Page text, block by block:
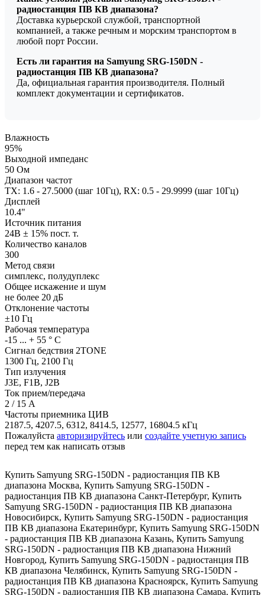
радиостанция ПВ КВ диапазона?
Доставка курьерской службой, транспортной
компанией, а также речным и морским транспортом в
любой порт России.
Есть ли гарантия на Samyung SRG-150DN -
радиостанция ПВ КВ диапазона?
Да, официальная гарантия производителя. Полный
комплект документации и сертификатов.
Влажность
95%
Выходной импеданс
50 Ом
Диапазон частот
TX: 1.6 - 27.5000 (шаг 10Гц), RX: 0.5 - 29.9999 (шаг 10Гц)
Дисплей
10.4"
Источник питания
24В ± 15% пост. т.
Количество каналов
300
Метод связи
симплекс, полудуплекс
Общее искажение и шум
не более 20 дБ
Отклонение частоты
±10 Гц
Рабочая температура
-15 ... + 55 ° C
Сигнал бедствия 2TONE
1300 Гц, 2100 Гц
Тип излучения
J3E, F1B, J2B
Ток прием/передача
2 / 15 А
Частоты приемника ЦИВ
2187.5, 4207.5, 6312, 8414.5, 12577, 16804.5 кГц
Пожалуйста авторизируйтесь или создайте учетную запись
перед тем как написать отзыв
Купить Samyung SRG-150DN - радиостанция ПВ КВ
диапазона Москва, Купить Samyung SRG-150DN -
радиостанция ПВ КВ диапазона Санкт-Петербург, Купить
Samyung SRG-150DN - радиостанция ПВ КВ диапазона
Новосибирск, Купить Samyung SRG-150DN - радиостанция
ПВ КВ диапазона Екатеринбург, Купить Samyung SRG-150DN
- радиостанция ПВ КВ диапазона Казань, Купить Samyung
SRG-150DN - радиостанция ПВ КВ диапазона Нижний
Новгород, Купить Samyung SRG-150DN - радиостанция ПВ
КВ диапазона Челябинск, Купить Samyung SRG-150DN -
радиостанция ПВ КВ диапазона Красноярск, Купить Samyung
SRG-150DN - радиостанция ПВ КВ диапазона Самара, Купить